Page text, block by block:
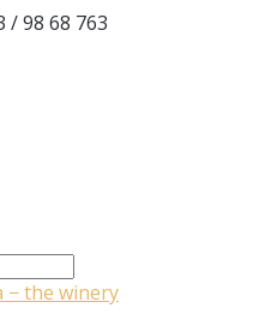
/ 98 68 763